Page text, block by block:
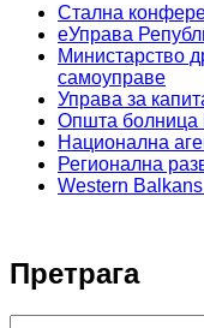
Стална
еУправа
Министарство
самоуправе
Управа за
Општа болница
Национална
Регионална
Western
Претрага